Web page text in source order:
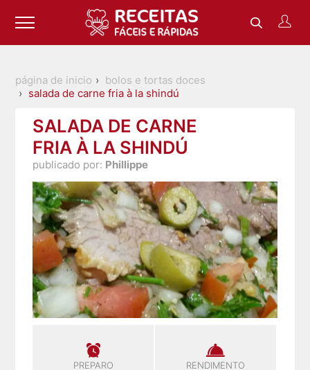
página de inicio
bolos e tortas doces
salada de carne fria à la shindú
SALADA DE CARNE
FRIA À LA SHINDÚ
publicado por: Phillippe
PREPARO
RENDIMENTO